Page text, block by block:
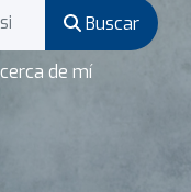
Buscar
de mí